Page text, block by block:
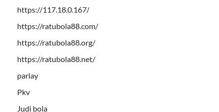
https://117.18.0.167/
https://ratubola88.com/
https://ratubola88.org/
https://ratubola88.net/
parlay
Pkv
Judi bola